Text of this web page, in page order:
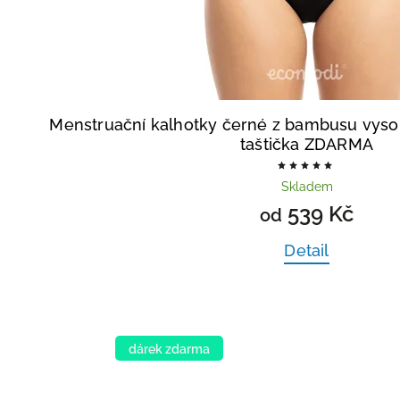
Menstruační kalhotky černé z bambusu
taštička ZDARMA
Skladem
od 539 Kč
Detail
dárek zdarma